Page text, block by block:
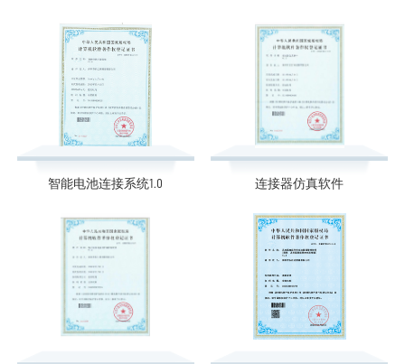
智能电池连接系统1.0 连接器仿真软件